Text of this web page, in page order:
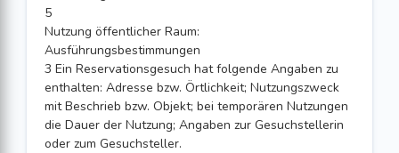
5
Nutzung öffentlicher Raum:
Ausführungsbestimmungen
3 Ein Reservationsgesuch hat folgende Angaben zu
enthalten: Adresse bzw. Örtlichkeit; Nutzungszweck
mit Beschrieb bzw. Objekt; bei temporären Nutzungen
die Dauer der Nutzung; Angaben zur Gesuchstellerin
oder zum Gesuchsteller.